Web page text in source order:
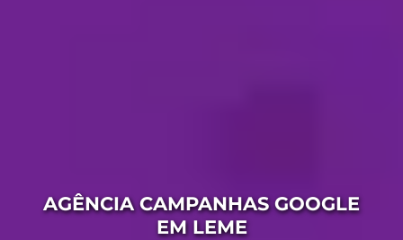
AGÊNCIA CAMPANHAS GOOGLE
EM LEME